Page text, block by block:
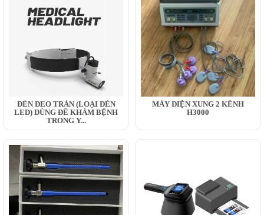
ĐÈN ĐEO TRÁN (LOẠI ĐÈN
LED) DÙNG ĐỂ KHÁM BỆNH
TRONG Y...
MÁY ĐIỆN XUNG 2 KÊNH
H3000